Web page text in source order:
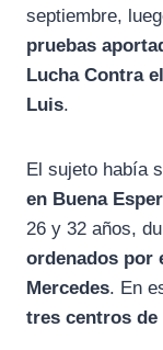
septiembre,
pruebas
Lucha Contra
Luis.
El sujeto había
en Buena
26 y 32 años,
ordenados por
Mercedes. En
tres centros